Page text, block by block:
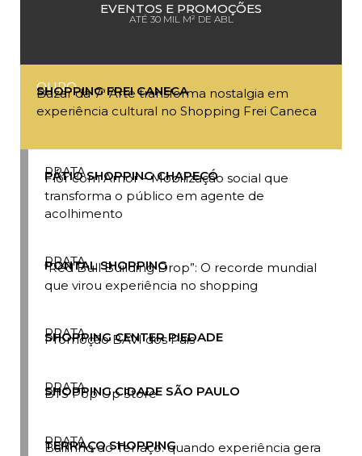
EVENTOS E PROMOÇÕES
ATÉ 30 MIL M² DE ABL
OURO
SHOPPING FREI CANECA
Bazar da 7ª Arte transforma nostalgia em
experiência cultural no Shopping Frei Caneca
PRATA
PÁTIO SHOPPING CHAPECÓ
Flor com Amor – Mobilização social que
transforma o público em agente de
acolhimento
PRATA
PONTAL SHOPPING
“Red Bull Building Drop”: O recorde mundial
que virou experiência no shopping
PRATA
SHOPPING CENTER PIEDADE
Promoção BAVI dos Pais
PRATA
SHOPPING CIDADE SÃO PAULO
BTS Pop Up Store
PRATA
TERRAÇO SHOPPING
Bailinho do Terraço: quando experiência gera